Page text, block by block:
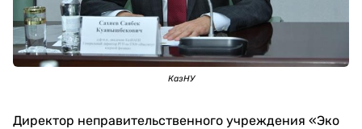
КазНУ
Директор неправительственного учреждения «Эко